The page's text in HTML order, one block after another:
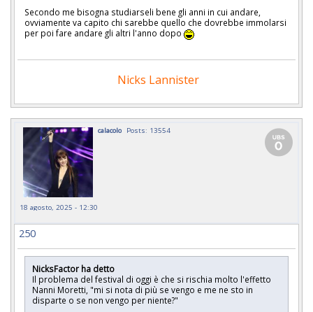
Secondo me bisogna studiarseli bene gli anni in cui andare,
ovviamente va capito chi sarebbe quello che dovrebbe immolarsi
per poi fare andare gli altri l'anno dopo
Nicks Lannister
calacolo Posts: 13554
18 agosto, 2025 - 12:30
250
NicksFactor ha detto
Il problema del festival di oggi è che si rischia molto l'effetto
Nanni Moretti, "mi si nota di più se vengo e me ne sto in
disparte o se non vengo per niente?"